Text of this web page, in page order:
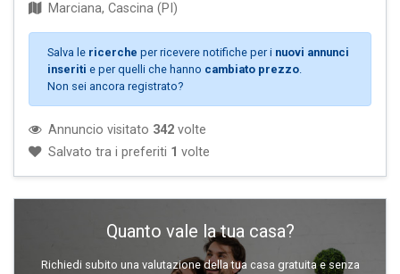
Marciana, Cascina (PI)
Salva le ricerche per ricevere notifiche per i nuovi annunci
inseriti e per quelli che hanno cambiato prezzo.
Non sei ancora registrato?
Annuncio visitato 342 volte
Salvato tra i preferiti 1 volte
Quanto vale la tua casa?
Richiedi subito una valutazione della tua casa gratuita e senza